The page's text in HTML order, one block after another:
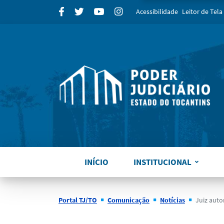
para
FacebookTwitter YoutubeInstagram
Acessibilidade Leitor de Tela
INÍCIO INSTITUCIONAL
Portal TJ/TO Comunicação Notícias Juiz autoriza acesso a